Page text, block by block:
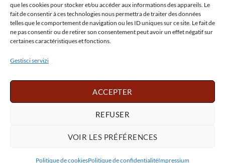
que les cookies pour stocker et/ou accéder aux informations des appareils. Le
fait de consentir à ces technologies nous permettra de traiter des données
telles que le comportement de navigation ou les ID uniques sur ce site. Le fait de
ne pas consentir ou de retirer son consentement peut avoir un effet négatif sur
certaines caractéristiques et fonctions.
Gestisci servizi
ACCEPTER
REFUSER
VOIR LES PRÉFÉRENCES
Politique de cookiesPolitique de confidentialitéImpressium
Visa PayPal
English Deutsch